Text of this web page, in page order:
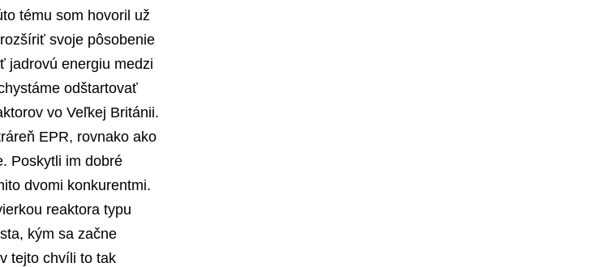
tému som hovoril už
svoje pôsobenie
jadrovú energiu medzi
odštartovať
vo Veľkej Británii.
EPR, rovnako ako
Poskytli im dobré
dvomi konkurentmi.
reaktora typu
kým sa začne
tejto chvíli to tak